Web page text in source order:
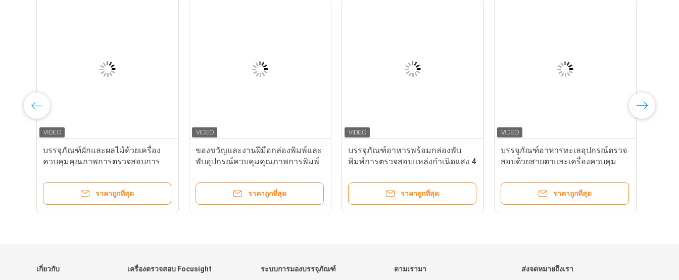
บรรจุภัณฑ์ผักและผลไม้ด้วยเครื่อง
ควบคุมคุณภาพการตรวจสอบการ
ราคาถูกที่สุด
ของขวัญและงานฝีมือกล่องพิมพ์และ
พับอุปกรณ์ควบคุมคุณภาพการพิมพ์
ราคาถูกที่สุด
บรรจุภัณฑ์อาหารพร้อมกล่องพับ
พิมพ์การตรวจสอบแหล่งกำเนิดแสง 4
ราคาถูกที่สุด
บรรจุภัณฑ์อาหารทะเลอุปกรณ์ตรวจ
สอบด้วยสายตาและเครื่องควบคุม
ราคาถูกที่สุด
เกี่ยวกับ เครื่องตรวจสอบ Focusight ระบบการมองบรรจุภัณฑ์ ตามเรามา ส่งจดหมายถึงเรา